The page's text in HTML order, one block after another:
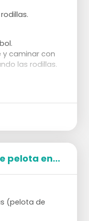
y caminar con
las rodillas.
mientras se
pelota en...
(pelota de